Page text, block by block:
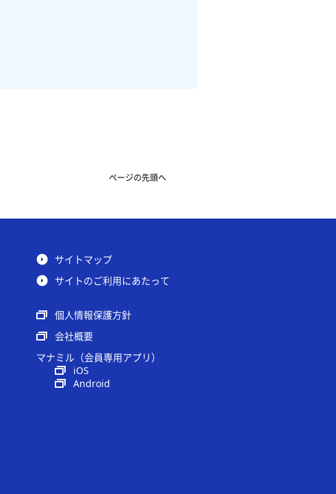
ページの先頭へ
サイトマップ
サイトのご利用にあたって
個人情報保護方針
会社概要
マナミル（会員専用アプリ）
iOS
Android